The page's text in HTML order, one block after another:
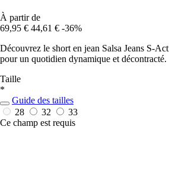
À partir de
69,95 € 44,61 € -36%
Découvrez le short en jean Salsa Jeans S-
pour un quotidien dynamique et décontracté.
Taille
*
Guide des tailles
28
32
33
Ce champ est requis